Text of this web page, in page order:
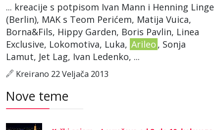
... kreacije s potpisom Ivan Mann i Henning Linge
(Berlin), MAK s Teom Perićem, Matija Vuica,
Borna&Fils, Hippy Garden, Boris Pavlin, Linea
Exclusive, Lokomotiva, Luka, Arileo , Sonja
Lamut, Jet Lag, Ivan Ledenko, ...
Kreirano 22 Veljača 2013
Nove teme